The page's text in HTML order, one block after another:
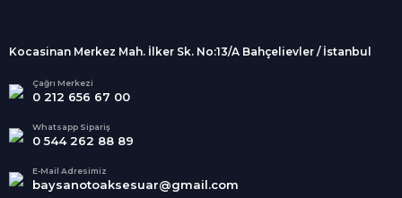
kargolanmaktadır.
Tüm Kredi Kartlarına taksit
seçenekleri
Kocasinan Merkez Mah. İlker Sk. No:13/A Bahçelievler / İstanbul
Çağrı Merkezi
0 212 656 67 00
Whatsapp Sipariş
0 544 262 88 89
E-Mail Adresimiz
baysanotoaksesuar@gmail.com